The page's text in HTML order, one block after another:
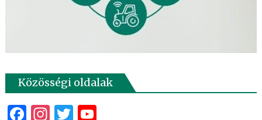
Közösségi oldalak
Facebook
Instagram
Twitter
YouTube